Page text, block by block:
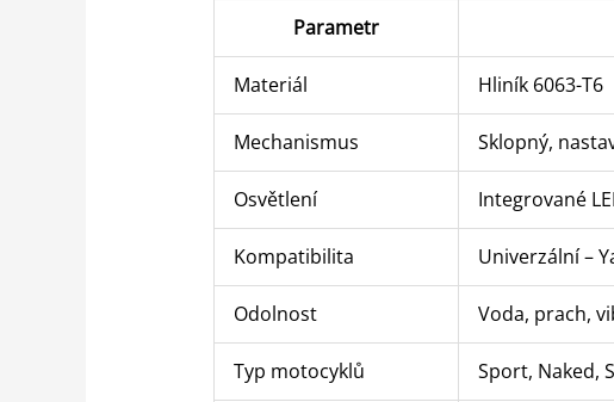
Parametr
Materiál Hliník 6063-T6
Mechanismus Sklopný,
Osvětlení Integrované
Kompatibilita Univerzální –
Odolnost Voda, prach,
Typ motocyklů Sport, Naked,